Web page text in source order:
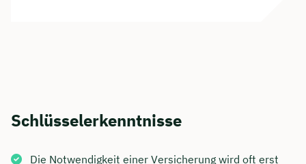
Schlüsselerkenntnisse
Die Notwendigkeit einer Versicherung wird oft erst